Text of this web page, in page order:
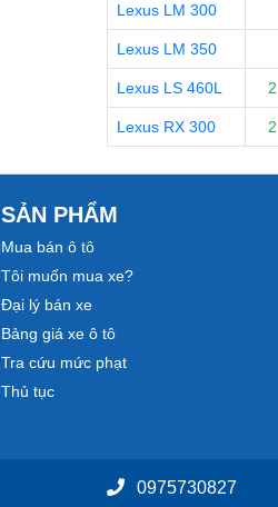
Lexus LM 300
Lexus LM 350
Lexus LS 460L
Lexus RX 300
SẢN PHẨM
Mua bán ô tô
Tôi muốn mua xe?
Đại lý bán xe
Bảng giá xe ô tô
Tra cứu mức phạt
Thủ tục
0975730827